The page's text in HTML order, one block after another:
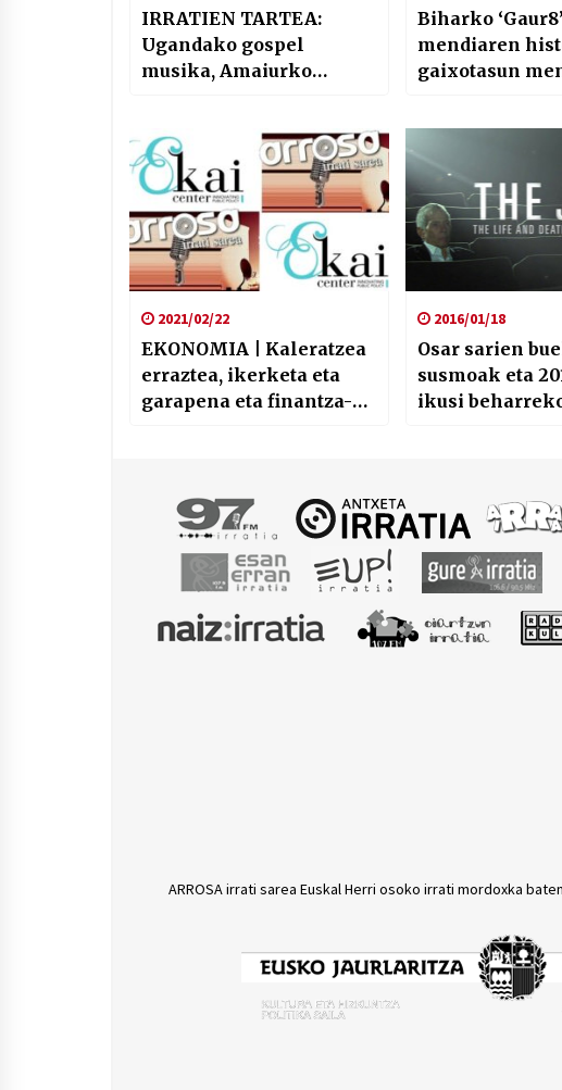
IRRATIEN TARTEA:
Ugandako gospel
musika, Amaiurko
Biharko
mendiaren
gaixotasun
Ferminetako
2021/02/22
EKONOMIA | Kaleratzea
erraztea, ikerketa eta
garapena eta finantza-
2016/01/18
Osar sarien
susmoak eta
ikusi
ARROSA irrati sarea Euskal Herri osoko irrati mordoxka